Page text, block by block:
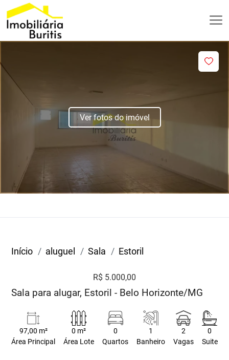
Ver fotos do imóvel
Início aluguel Sala Estoril
R$ 5.000,00
Sala para alugar, Estoril - Belo Horizonte/MG
97,00 m²
Área Principal
0 m²
Área Lote
0
Quartos
1
Banheiro
2
Vagas
0
Suite